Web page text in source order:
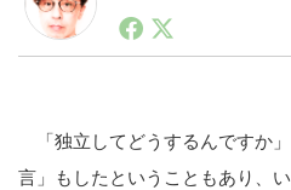
1990年代初頭から記者
ートアップ業界のハー
生から普及成長までを
注目される。通信キャ
スクとして数億PV事業
「独立してどうするんですか
言」もしたということもあり、
Drone
投資家登録